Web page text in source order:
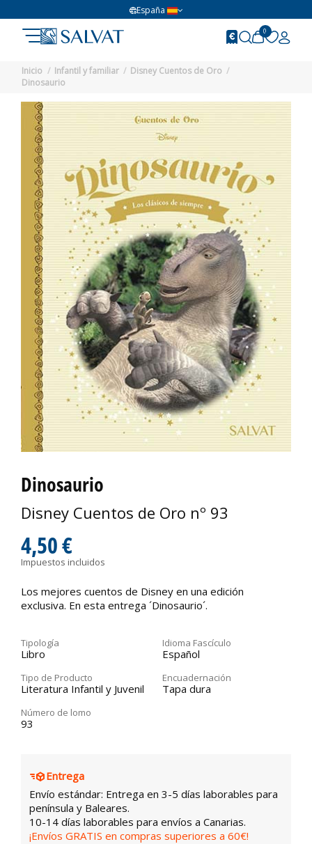
España
0
Inicio Infantil y familiar
Disney Cuentos de Oro
Dinosaurio
Dinosaurio
Disney Cuentos de Oro nº 93
4,50 €
Impuestos incluidos
Los mejores cuentos de Disney en una edición
exclusiva. En esta entrega ´Dinosaurio´.
Tipología
Libro
Idioma Fascículo
Español
Tipo de Producto
Literatura Infantil y Juvenil
Encuadernación
Tapa dura
Número de lomo
93
Entrega
Envío estándar: Entrega en 3-5 días laborables para
península y Baleares.
10-14 días laborables para envíos a Canarias.
¡Envíos GRATIS en compras superiores a 60€!